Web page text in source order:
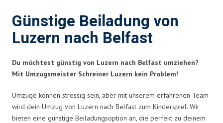
Günstige Beiladung von
Luzern nach Belfast
Du möchtest günstig von Luzern nach Belfast umziehen?
Mit Umzugsmeister Schreiner Luzern kein Problem!
Umzüge können stressig sein, aber mit unserem erfahrenen Team
wird dein Umzug von Luzern nach Belfast zum Kinderspiel. Wir
bieten eine günstige Beiladungsoption an, die perfekt zu deinem